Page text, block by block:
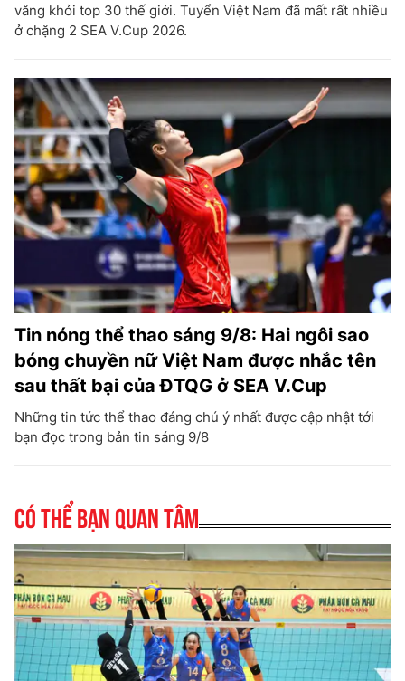
văng khỏi top 30 thế giới. Tuyển Việt Nam đã mất rất nhiều
ở chặng 2 SEA V.Cup 2026.
Tin nóng thể thao sáng 9/8: Hai ngôi sao
bóng chuyền nữ Việt Nam được nhắc tên
sau thất bại của ĐTQG ở SEA V.Cup
Những tin tức thể thao đáng chú ý nhất được cập nhật tới
bạn đọc trong bản tin sáng 9/8
Có thể bạn quan tâm